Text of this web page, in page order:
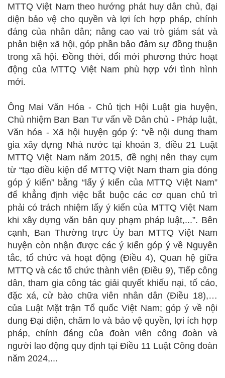
MTTQ Việt Nam theo hướng phát huy dân chủ, đại
diện bảo vệ cho quyền và lợi ích hợp pháp, chính
đáng của nhân dân; nâng cao vai trò giám sát và
phản biện xã hội, góp phần bảo đảm sự đồng thuận
trong xã hội. Đồng thời, đổi mới phương thức hoạt
động của MTTQ Việt Nam phù hợp với tình hình
mới.
Ông Mai Văn Hóa - Chủ tịch Hội Luật gia huyện,
Chủ nhiệm Ban Ban Tư vấn về Dân chủ - Pháp luật,
Văn hóa - Xã hội huyện góp ý: “về nội dung tham
gia xây dựng Nhà nước tại khoản 3, điều 21 Luật
MTTQ Việt Nam năm 2015, đề nghị nên thay cụm
từ “tạo điều kiện để MTTQ Việt Nam tham gia đóng
góp ý kiến” bằng “lấy ý kiến của MTTQ Việt Nam”
để khẳng định việc bắt buộc các cơ quan chủ trì
phải có trách nhiệm lấy ý kiến của MTTQ Việt Nam
khi xây dựng văn bản quy phạm pháp luật,...”. Bên
cạnh, Ban Thường trực Ủy ban MTTQ Việt Nam
huyện còn nhận được các ý kiến góp ý về Nguyên
tắc, tổ chức và hoạt động (Điều 4), Quan hệ giữa
MTTQ và các tổ chức thành viên (Điều 9), Tiếp công
dân, tham gia công tác giải quyết khiếu nại, tố cáo,
đặc xá, cử bào chữa viên nhân dân (Điều 18),…
của Luật Mặt trận Tổ quốc Việt Nam; góp ý về nội
dung Đại diện, chăm lo và bảo vệ quyền, lợi ích hợp
pháp, chính đáng của đoàn viên công đoàn và
người lao động quy định tại Điều 11 Luật Công đoàn
năm 2024,...